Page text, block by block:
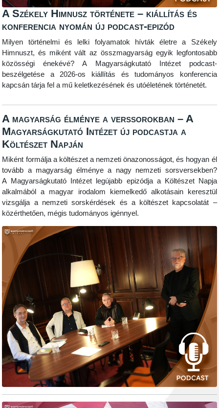
A Székely Himnusz története – kiállítás és
konferencia nyomán új podcast-epizód
Milyen történelmi és lelki folyamatok hívták életre a Székely
Himnuszt, és miként vált az összmagyarság egyik legfontosabb
közösségi énekévé? A Magyarságkutató Intézet podcast-
beszélgetése a 2026-os kiállítás és tudományos konferencia
kapcsán tárja fel a mű keletkezésének és utóéletének történetét.
A magyarság élménye a verssorokban – A
Magyarságkutató Intézet új podcastja a
Költészet Napján
Miként formálja a költészet a nemzeti önazonosságot, és hogyan él
tovább a magyarság élménye a nagy nemzeti sorsversekben?
A Magyarságkutató Intézet legújabb epizódja a Költészet Napja
alkalmából a magyar irodalom kiemelkedő alkotásain keresztül
vizsgálja a nemzeti sorskérdések és a költészet kapcsolatát –
közérthetően, mégis tudományos igénnyel.